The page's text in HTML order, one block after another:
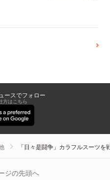
ースでフォロー
方はこちら
「日々是闘争」カラフルスーツ
ジの先頭へ